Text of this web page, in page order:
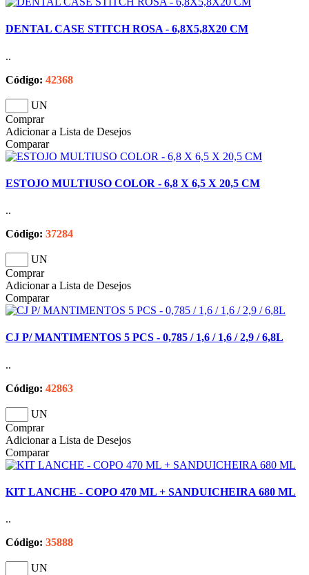
DENTAL CASE STITCH ROSA - 6,8X5,8X20 CM
..
Código: 42368
UN
Comprar
Adicionar a Lista de Desejos
Comparar
ESTOJO MULTIUSO COLOR - 6,8 X 6,5 X 20,5 CM
..
Código: 37284
UN
Comprar
Adicionar a Lista de Desejos
Comparar
CJ P/ MANTIMENTOS 5 PCS - 0,785 / 1,6 / 1,6 / 2,9 / 6,8L
..
Código: 42863
UN
Comprar
Adicionar a Lista de Desejos
Comparar
KIT LANCHE - COPO 470 ML + SANDUICHEIRA 680 ML
..
Código: 35888
UN